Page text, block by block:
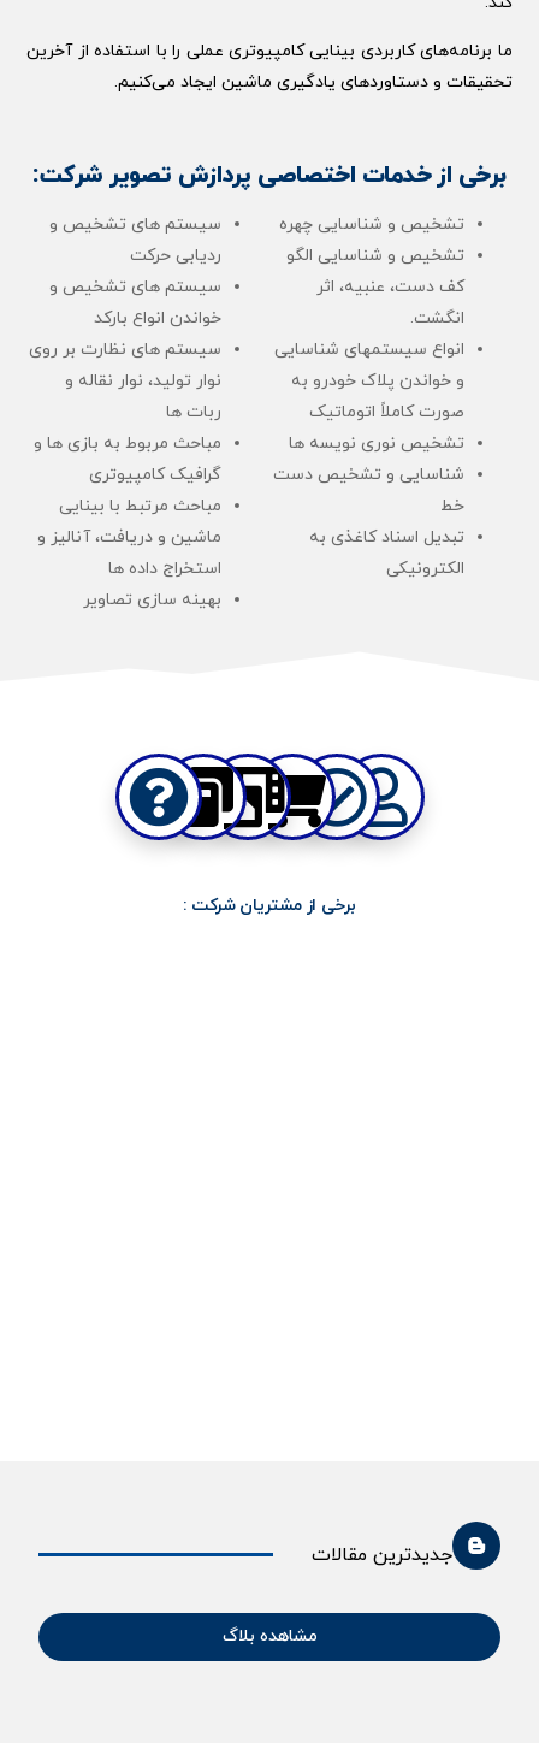
ما برنامه‌های کاربردی بینایی کامپیوتری عملی را با استفاده از آخرین
تحقیقات و دستاوردهای یادگیری ماشین ایجاد می‌کنیم.
برخی از خدمات اختصاصی پردازش تصویر شرکت:
تشخیص و شناسایی چهره
تشخیص و شناسایی الگو
کف دست، عنبیه، اثر
انگشت.
انواع سیستمهای شناسایی
و خواندن پلاک خودرو به
صورت کاملاً اتوماتیک
تشخیص نوری نویسه ها
شناسایی و تشخیص دست
خط
تبدیل اسناد کاغذی به
الکترونیکی
سیستم های تشخیص و
ردیابی حرکت
سیستم های تشخیص و
خواندن انواع بارکد
سیستم های نظارت بر روی
نوار تولید، نوار نقاله و
ربات ها
مباحث مربوط به بازی ها و
گرافیک کامپیوتری
مباحث مرتبط با بینایی
ماشین و دریافت، آنالیز و
استخراج داده ها
بهینه سازی تصاویر
برخی از مشتریان شرکت :
جدیدترین مقالات
مشاهده بلاگ